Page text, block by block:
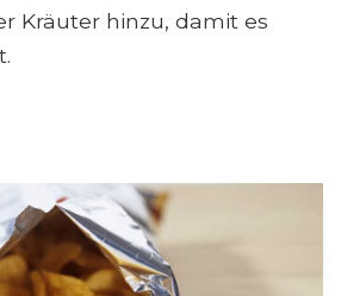
Kräuter hinzu, damit es